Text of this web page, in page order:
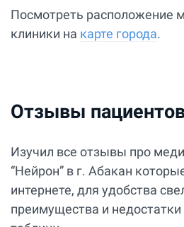
Посмотреть расположение
клиники на карте города.
Отзывы
Изучил все отзывы про
“Нейрон” в г. Абакан
интернете, для удобства
преимущества и